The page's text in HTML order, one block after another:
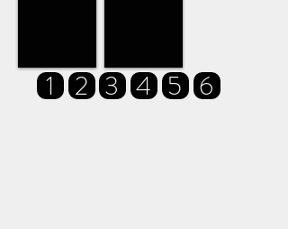
1 2 3 4 5 6